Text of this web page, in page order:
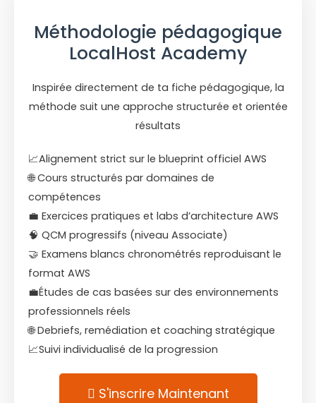
Méthodologie pédagogique
LocalHost Academy
Inspirée directement de ta fiche pédagogique, la
méthode suit une approche structurée et orientée
résultats
📈Alignement strict sur le blueprint officiel AWS
🌐 Cours structurés par domaines de
compétences
💼 Exercices pratiques et labs d’architecture AWS
🧠 QCM progressifs (niveau Associate)
🤝 Examens blancs chronométrés reproduisant le
format AWS
💼Études de cas basées sur des environnements
professionnels réels
🌐 Debriefs, remédiation et coaching stratégique
📈Suivi individualisé de la progression
S'inscrire Maintenant